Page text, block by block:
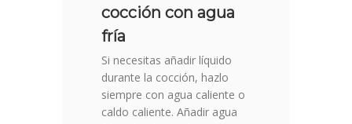
cocción con agua
fría
Si necesitas añadir líquido
durante la cocción, hazlo
siempre con agua caliente o
caldo caliente. Añadir agua